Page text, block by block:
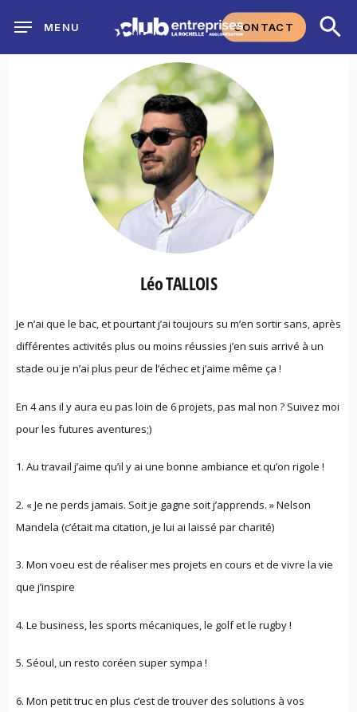
main
CONTACT
MENU
Léo TALLOIS
Je n’ai que le bac, et pourtant j’ai toujours su m’en sortir sans, après
différentes activités plus ou moins réussies j’en suis arrivé à un
stade ou je n’ai plus peur de l’échec et j’aime même ça !
En 4 ans il y aura eu pas loin de 6 projets, pas mal non ? Suivez moi
pour les futures aventures;)
1. Au travail j’aime qu’il y ai une bonne ambiance et qu’on rigole !
2. « Je ne perds jamais. Soit je gagne soit j’apprends. » Nelson
Mandela (c’était ma citation, je lui ai laissé par charité)
3. Mon voeu est de réaliser mes projets en cours et de vivre la vie
que j’inspire
4. Le business, les sports mécaniques, le golf et le rugby !
5. Séoul, un resto coréen super sympa !
6. Mon petit truc en plus c’est de trouver des solutions à vos